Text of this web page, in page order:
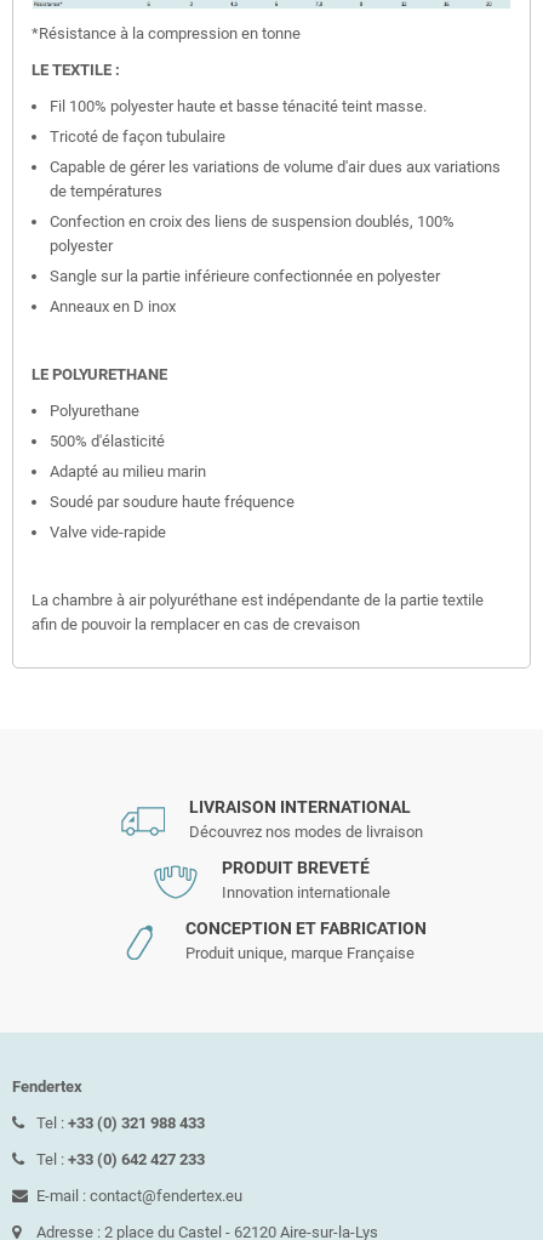
*Résistance à la compression en tonne
LE TEXTILE :
Fil 100% polyester haute et basse ténacité teint masse.
Tricoté de façon tubulaire
Capable de gérer les variations de volume d'air dues aux variations
de températures
Confection en croix des liens de suspension doublés, 100%
polyester
Sangle sur la partie inférieure confectionnée en polyester
Anneaux en D inox
LE POLYURETHANE
Polyurethane
500% d'élasticité
Adapté au milieu marin
Soudé par soudure haute fréquence
Valve vide-rapide
La chambre à air polyuréthane est indépendante de la partie textile
afin de pouvoir la remplacer en cas de crevaison
LIVRAISON INTERNATIONAL
Découvrez nos modes de livraison
PRODUIT BREVETÉ
Innovation internationale
CONCEPTION ET FABRICATION
Produit unique, marque Française
Fendertex
Tel : +33 (0) 321 988 433
Tel : +33 (0) 642 427 233
E-mail : contact@fendertex.eu
Adresse : 2 place du Castel - 62120 Aire-sur-la-Lys